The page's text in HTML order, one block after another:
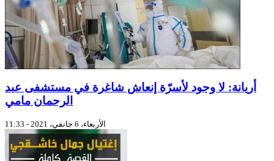
أريانة: لا وجود لأسرّة إنعاش شاغرة في مستشفى عبد
الرحمان مامي
الأربعاء، 6 جانفي، 2021 - 11:33